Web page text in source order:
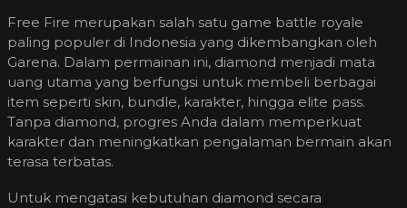
Free Fire merupakan salah satu game battle royale
paling populer di Indonesia yang dikembangkan oleh
Garena. Dalam permainan ini, diamond menjadi mata
uang utama yang berfungsi untuk membeli berbagai
item seperti skin, bundle, karakter, hingga elite pass.
Tanpa diamond, progres Anda dalam memperkuat
karakter dan meningkatkan pengalaman bermain akan
terasa terbatas.
Untuk mengatasi kebutuhan diamond secara